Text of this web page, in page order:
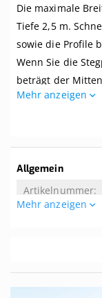
bis
8,06
x
Tiefe
bis
2,5
m.
Die maximale
Tiefe 2,5 m.
sowie die Profile
Wenn Sie die
beträgt der
Überdachung 1 m.
Dach wird ohne
empfohlene
der
Ist das genau
Komplettdach
Mehr anzeigen
Weitere
Informationen
Allgemein
Mehr anzeigen